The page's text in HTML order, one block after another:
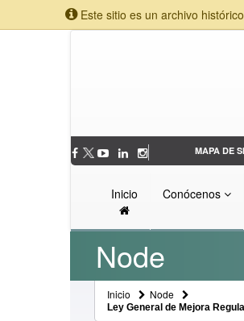
Este sitio es un archivo
MAPA DE
Inicio Conócenos
Node
Inicio Node
Ley General de Mejora